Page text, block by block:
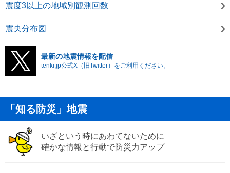
震度3以上の地域別観測回数
震央分布図
最新の地震情報を配信
tenki.jp公式X（旧Twitter）をご利用ください。
「知る防災」地震
いざという時にあわてないために
確かな情報と行動で防災力アップ